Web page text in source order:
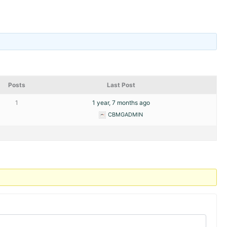
Posts Last Post
1 1 year, 7 months ago
CBMGADMIN